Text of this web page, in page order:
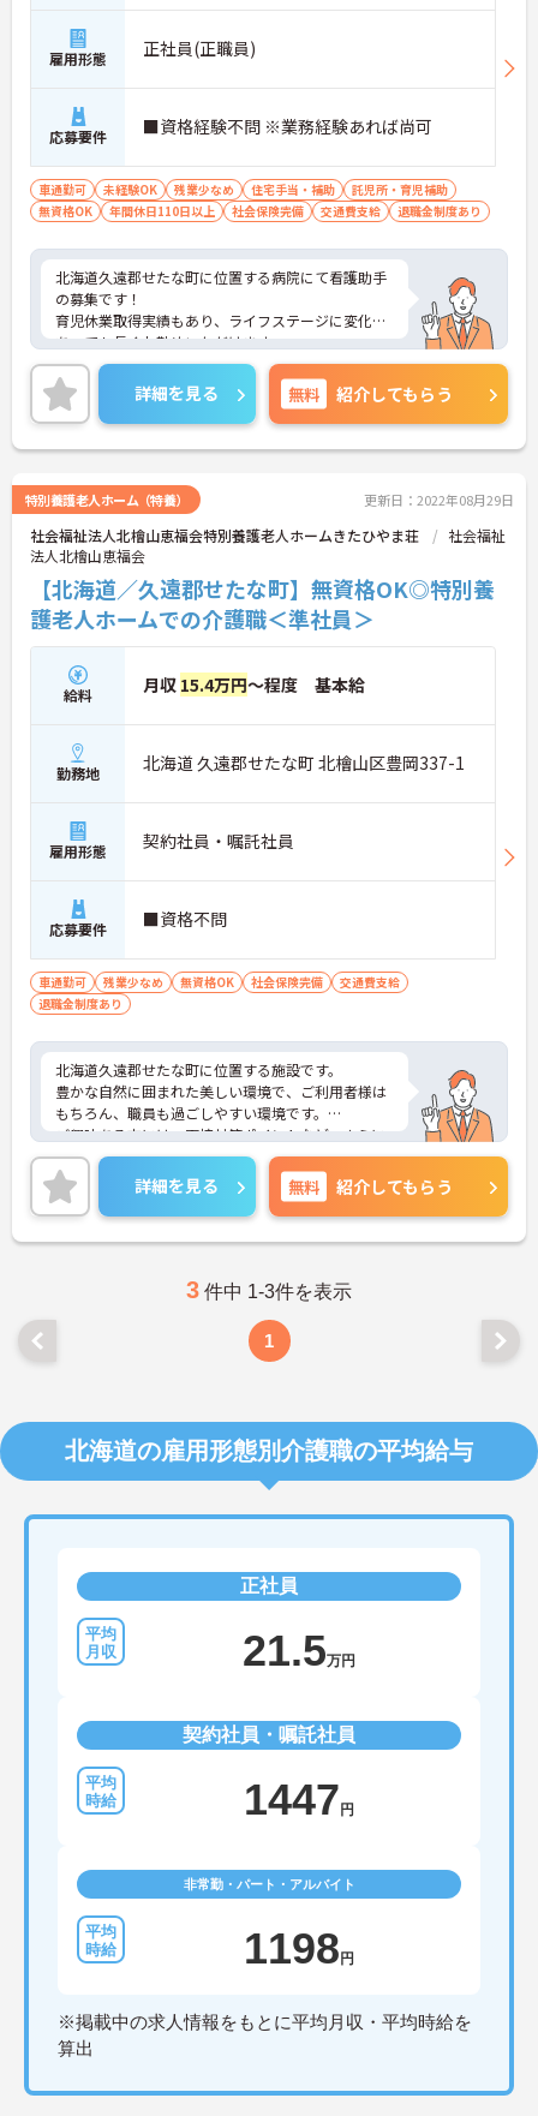
雇用形態 正社員(正職員)
応募要件 ■資格経験不問 ※業務経験あれば尚可
車通勤可 未経験OK 残業少なめ 住宅手当・補助
託児所・育児補助
無資格OK
年間休日110日以上 社会保険完備 交通費支給 退職金制度あり
北海道久遠郡せたな町に位置する病院にて看護助手
の募集です！
育児休業取得実績もあり、ライフステージに変化が
あっても長くお勤めいただけます。
ご興味ある方には、面接対策ポイントなど、さらに
詳細をお話しいたしますのでお気軽にご相談くださ
い！
詳細を見る 無料 紹介してもらう
特別養護老人ホーム（特養） 更新日：2022年08月29日
社会福祉法人北檜山恵福会特別養護老人ホームきたひやま荘
社会福祉
法人北檜山恵福会
【北海道／久遠郡せたな町】無資格OK◎特別養
護老人ホームでの介護職＜準社員＞
給料 月収 15.4万円～程度 基本給
勤務地 北海道 久遠郡せたな町 北檜山区豊岡337-1
雇用形態 契約社員・嘱託社員
応募要件 ■資格不問
車通勤可 残業少なめ 無資格OK 社会保険完備
交通費支給
退職金制度あり
北海道久遠郡せたな町に位置する施設です。
豊かな自然に囲まれた美しい環境で、ご利用者様は
もちろん、職員も過ごしやすい環境です。
ご興味ある方には、面接対策ポイントなど、さらに
詳細をお話しいたしますのでお気軽にご相談くださ
い！
詳細を見る 無料 紹介してもらう
3 件中 1-3件を表示
1
北海道の雇用形態別介護職の平均給与
正社員
21.5万円
契約社員・嘱託社員
1447 円
非常勤・パート・アルバイト
1198 円
※掲載中の求人情報をもとに平均月収・平均時給を
算出